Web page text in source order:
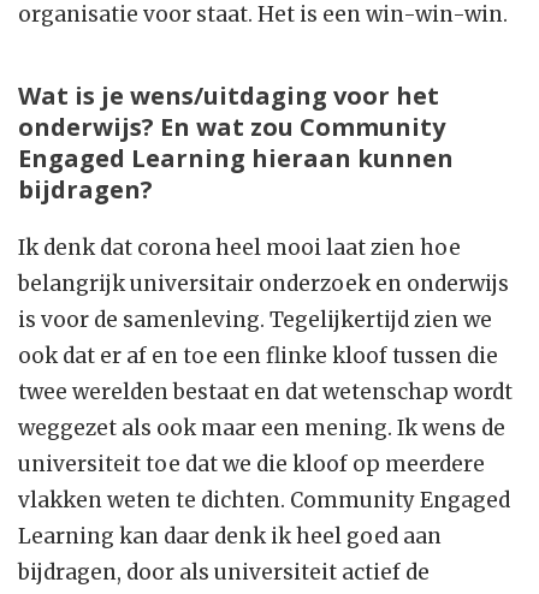
organisatie voor staat. Het is een win-win-win.
Wat is je wens/uitdaging voor het
onderwijs? En wat zou Community
Engaged Learning hieraan kunnen
bijdragen?
Ik denk dat corona heel mooi laat zien hoe
belangrijk universitair onderzoek en onderwijs
is voor de samenleving. Tegelijkertijd zien we
ook dat er af en toe een flinke kloof tussen die
twee werelden bestaat en dat wetenschap wordt
weggezet als ook maar een mening. Ik wens de
universiteit toe dat we die kloof op meerdere
vlakken weten te dichten. Community Engaged
Learning kan daar denk ik heel goed aan
bijdragen, door als universiteit actief de